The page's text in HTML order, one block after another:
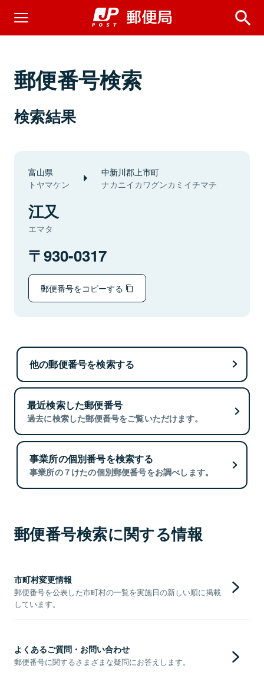
郵便番号検索
検索結果
富山県
トヤマケン
中新川郡上市町
ナカニイカワグンカミイチマチ
江又
エマタ
930-0317
郵便番号をコピーする
他の郵便番号を検索する
最近検索した郵便番号
過去に検索した郵便番号をご覧いただけます。
事業所の個別番号を検索する
事業所の７けたの個別郵便番号をお調べします。
郵便番号検索に関する情報
市町村変更情報
郵便番号を公表した市町村の一覧を実施日の新しい順に掲載
しています。
よくあるご質問・お問い合わせ
郵便番号に関するさまざまな疑問にお答えします。